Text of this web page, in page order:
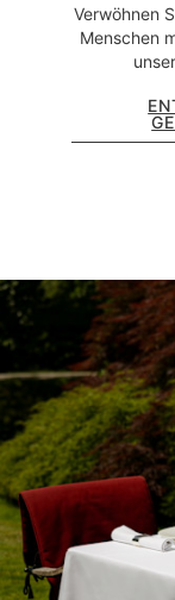
Verwöhnen
Menschen